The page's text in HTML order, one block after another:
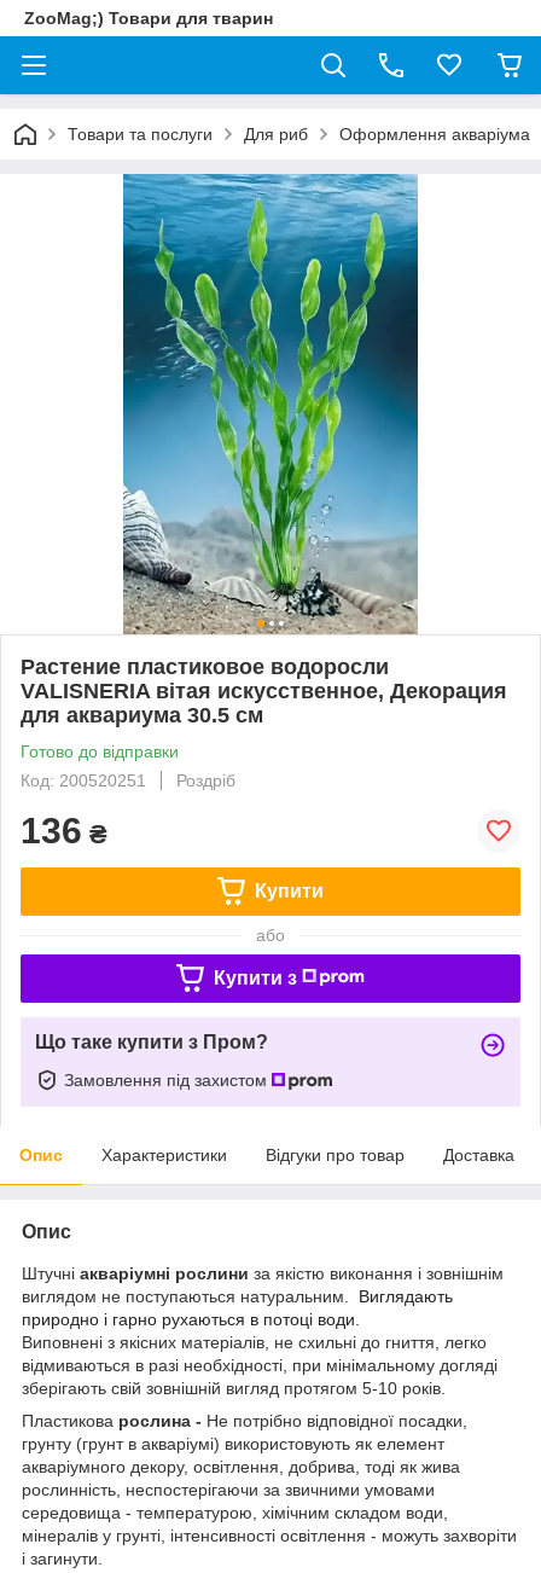
ZooMag;) Товари для тварин
Товари та послуги Для риб Оформлення акваріума
Растение пластиковое водоросли
VALISNERIA вітая искусственное, Декорация
для аквариума 30.5 см
Готово до відправки
Код: 200520251
Роздріб
136 ₴
Купити
або
Купити з
Що таке купити з Пром?
Замовлення під захистом
Опис Характеристики Відгуки про товар Доставка
Опис
Штучні акваріумні рослини за якістю виконання і зовнішнім
виглядом не поступаються натуральним. Виглядають
природно і гарно рухаються в потоці води.
Виповнені з якісних матеріалів, не схильні до гниття, легко
відмиваються в разі необхідності, при мінімальному догляді
зберігають свій зовнішній вигляд протягом 5-10 років.
Пластикова рослина - Не потрібно відповідної посадки,
грунту (грунт в акваріумі) використовують як елемент
акваріумного декору, освітлення, добрива, тоді як жива
рослинність, неспостерігаючи за звичними умовами
середовища - температурою, хімічним складом води,
мінералів у грунті, інтенсивності освітлення - можуть захворіти
і загинути.